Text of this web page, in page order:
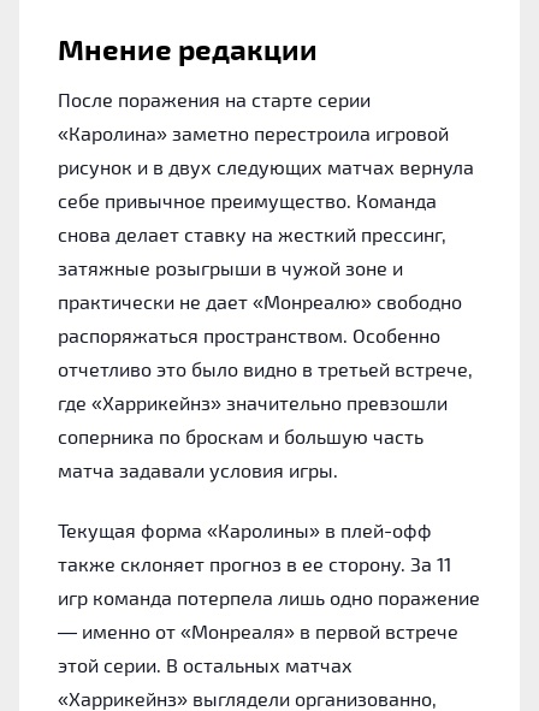
Мнение редакции
После поражения на старте серии
«Каролина» заметно перестроила игровой
рисунок и в двух следующих матчах вернула
себе привычное преимущество. Команда
снова делает ставку на жесткий прессинг,
затяжные розыгрыши в чужой зоне и
практически не дает «Монреалю» свободно
распоряжаться пространством. Особенно
отчетливо это было видно в третьей встрече,
где «Харрикейнз» значительно превзошли
соперника по броскам и большую часть
матча задавали условия игры.
Текущая форма «Каролины» в плей-офф
также склоняет прогноз в ее сторону. За 11
игр команда потерпела лишь одно поражение
— именно от «Монреаля» в первой встрече
этой серии. В остальных матчах
«Харрикейнз» выглядели организованно,